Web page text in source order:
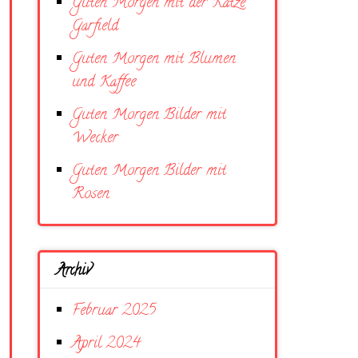
Garfield
Guten Morgen mit Blumen
und Kaffee
Guten Morgen Bilder mit
Wecker
Guten Morgen Bilder mit
Rosen
Archiv
Februar 2025
April 2024